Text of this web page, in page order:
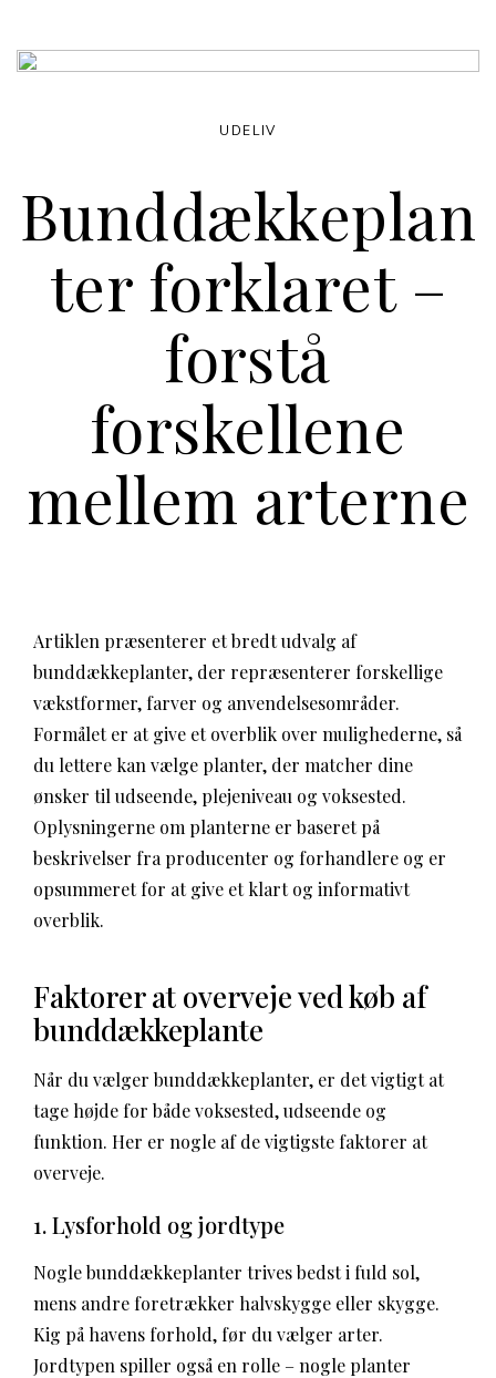
Bunddækkeplan
ter forklaret –
forstå
forskellene
mellem arterne
UDELIV
Artiklen præsenterer et bredt udvalg af
bunddækkeplanter, der repræsenterer forskellige
vækstformer, farver og anvendelsesområder.
Formålet er at give et overblik over mulighederne, så
du lettere kan vælge planter, der matcher dine
ønsker til udseende, plejeniveau og voksested.
Oplysningerne om planterne er baseret på
beskrivelser fra producenter og forhandlere og er
opsummeret for at give et klart og informativt
overblik.
Faktorer at overveje ved køb af
bunddækkeplante
Når du vælger bunddækkeplanter, er det vigtigt at
tage højde for både voksested, udseende og
funktion. Her er nogle af de vigtigste faktorer at
overveje.
1. Lysforhold og jordtype
Nogle bunddækkeplanter trives bedst i fuld sol,
mens andre foretrækker halvskygge eller skygge.
Kig på havens forhold, før du vælger arter.
Jordtypen spiller også en rolle – nogle planter